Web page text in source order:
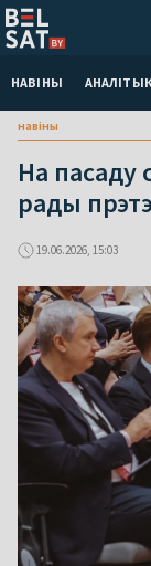
НАВІНЫ
навіны
На пасаду
рады
19.06.2026, 15:03